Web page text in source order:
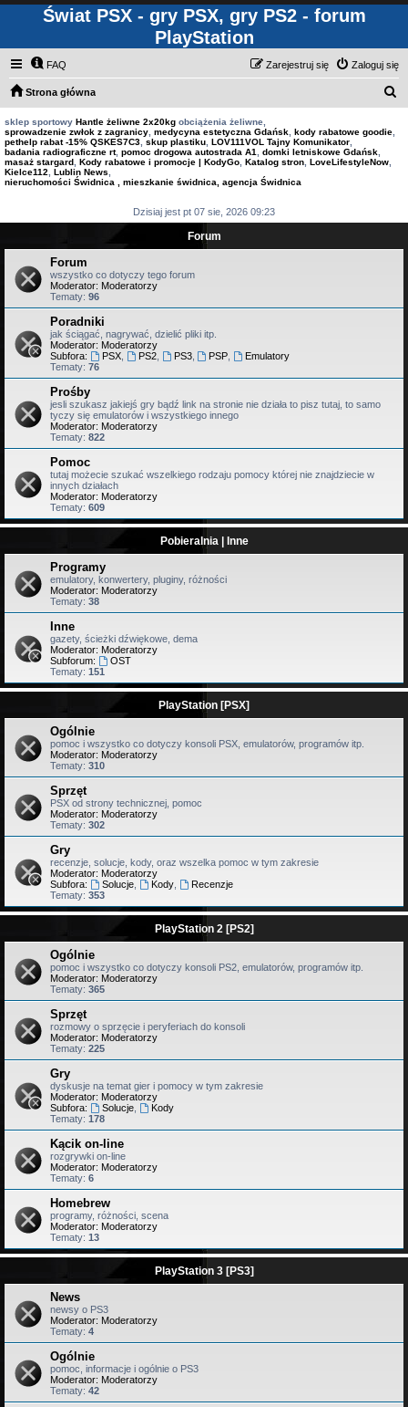
Świat PSX - gry PSX, gry PS2 - forum
PlayStation
FAQ Zaloguj się
Zarejestruj się
Strona główna
sklep sportowy Hantle żeliwne 2x20kg obciążenia żeliwne,
sprowadzenie zwłok z zagranicy medycyna estetyczna Gdańsk kody rabatowe goodie
pethelp rabat -15% QSKES7C3 skup plastiku LOV111VOL Tajny Komunikator
badania radiograficzne rt, pomoc drogowa autostrada A1 domki letniskowe Gdańsk
masaż stargard Kody rabatowe i promocje | KodyGo Katalog stron LoveLifestyleNow
Kielce112
Lublin News
nieruchomości Świdnica , mieszkanie świdnica, agencja Świdnica
Dzisiaj jest pt 07 sie, 2026 09:23
Forum
Forum
wszystko co dotyczy tego forum
Moderator: Moderatorzy
Tematy: 96
Poradniki
jak ściągać, nagrywać, dzielić pliki itp.
Moderator: Moderatorzy
Subfora:
PSX, PS2, PS3, PSP
Emulatory
Tematy: 76
Prośby
jesli szukasz jakiejś gry bądź link na stronie nie działa to pisz tutaj, to samo
tyczy się emulatorów i wszystkiego innego
Moderator: Moderatorzy
Tematy: 822
Pomoc
tutaj możecie szukać wszelkiego rodzaju pomocy której nie znajdziecie w
innych działach
Moderator: Moderatorzy
Tematy: 609
Pobieralnia | Inne
Programy
emulatory, konwertery, pluginy, różności
Moderator: Moderatorzy
Tematy: 38
Inne
gazety, ścieżki dźwiękowe, dema
Moderator: Moderatorzy
Subforum:
OST
Tematy: 151
PlayStation [PSX]
Ogólnie
pomoc i wszystko co dotyczy konsoli PSX, emulatorów, programów itp.
Moderator: Moderatorzy
Tematy: 310
Sprzęt
PSX od strony technicznej, pomoc
Moderator: Moderatorzy
Tematy: 302
Gry
recenzje, solucje, kody, oraz wszelka pomoc w tym zakresie
Moderator: Moderatorzy
Subfora:
Solucje, Kody,
Recenzje
Tematy: 353
PlayStation 2 [PS2]
Ogólnie
pomoc i wszystko co dotyczy konsoli PS2, emulatorów, programów itp.
Moderator: Moderatorzy
Tematy: 365
Sprzęt
rozmowy o sprzęcie i peryferiach do konsoli
Moderator: Moderatorzy
Tematy: 225
Gry
dyskusje na temat gier i pomocy w tym zakresie
Moderator: Moderatorzy
Subfora:
Solucje,
Kody
Tematy: 178
Kącik on-line
rozgrywki on-line
Moderator: Moderatorzy
Tematy: 6
Homebrew
programy, różności, scena
Moderator: Moderatorzy
Tematy: 13
PlayStation 3 [PS3]
News
newsy o PS3
Moderator: Moderatorzy
Tematy: 4
Ogólnie
pomoc, informacje i ogólnie o PS3
Moderator: Moderatorzy
Tematy: 42